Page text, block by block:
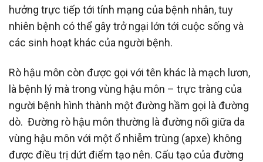
hưởng trực tiếp tới tính mạng của bệnh nhân, tuy
nhiên bệnh có thể gây trở ngại lớn tới cuộc sống và
các sinh hoạt khác của người bệnh.
Rò hậu môn còn được gọi với tên khác là mạch lươn,
là bệnh lý mà trong vùng hậu môn – trực tràng của
người bệnh hình thành một đường hầm gọi là đường
dò. Đường rò hậu môn thường là đường nối giữa da
vùng hậu môn với một ổ nhiễm trùng (apxe) không
được điều trị dứt điểm tạo nên. Cấu tạo của đường